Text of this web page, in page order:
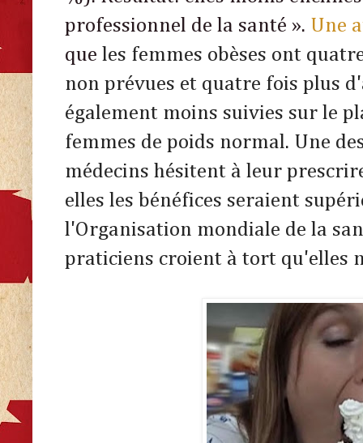
professionnel de la santé ». Une
que les femmes obèses ont
non prévues et quatre fois plus
également moins suivies sur le
femmes de poids normal. Une
médecins hésitent à leur
elles les bénéfices seraient
l'Organisation mondiale de la
praticiens croient à tort qu'elles